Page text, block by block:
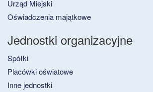
Urząd Miejski
Oświadczenia majątkowe
Jednostki organizacyjne
Spółki
Placówki oświatowe
Inne jednostki